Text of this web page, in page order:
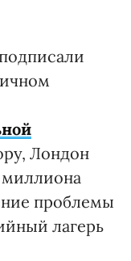
Лондон
миллиона
проблемы
лагерь